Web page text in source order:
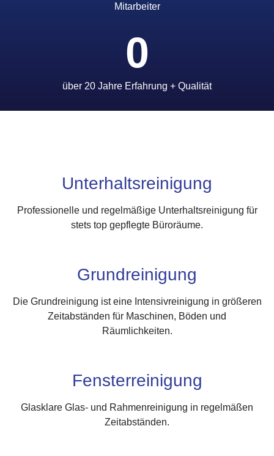
Mitarbeiter
über 20 Jahre Erfahrung + Qualität
0
Unterhaltsreinigung
Professionelle und regelmäßige Unterhaltsreinigung für
stets top gepflegte Büroräume.
Grundreinigung
Die Grundreinigung ist eine Intensivreinigung in größeren
Zeitabständen für Maschinen, Böden und
Räumlichkeiten.
Fensterreinigung
Glasklare Glas- und Rahmenreinigung in regelmäßen
Zeitabständen.